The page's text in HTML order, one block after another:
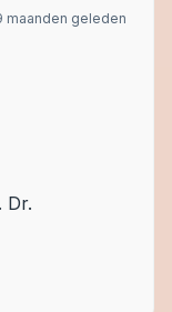
maanden geleden
Dr.